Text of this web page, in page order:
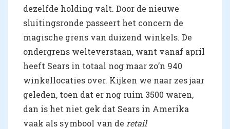
dezelfde holding valt. Door de nieuwe
sluitingsronde passeert het concern de
magische grens van duizend winkels. De
ondergrens welteverstaan, want vanaf april
heeft Sears in totaal nog maar zo’n 940
winkellocaties over. Kijken we naar zes jaar
geleden, toen dat er nog ruim 3500 waren,
dan is het niet gek dat Sears in Amerika
vaak als symbool van de retail